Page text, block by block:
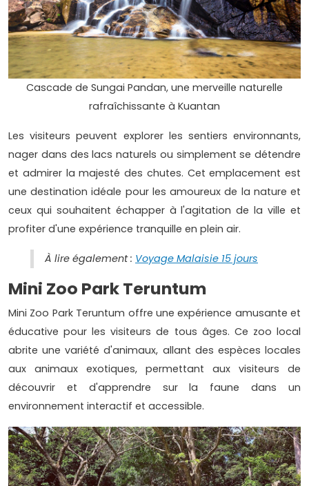
Cascade de Sungai Pandan, une merveille naturelle
rafraîchissante à Kuantan
Les visiteurs peuvent explorer les sentiers environnants,
nager dans des lacs naturels ou simplement se détendre
et admirer la majesté des chutes. Cet emplacement est
une destination idéale pour les amoureux de la nature et
ceux qui souhaitent échapper à l'agitation de la ville et
profiter d'une expérience tranquille en plein air.
À lire également : Voyage Malaisie 15 jours
Mini Zoo Park Teruntum
Mini Zoo Park Teruntum offre une expérience amusante et
éducative pour les visiteurs de tous âges. Ce zoo local
abrite une variété d'animaux, allant des espèces locales
aux animaux exotiques, permettant aux visiteurs de
découvrir et d'apprendre sur la faune dans un
environnement interactif et accessible.